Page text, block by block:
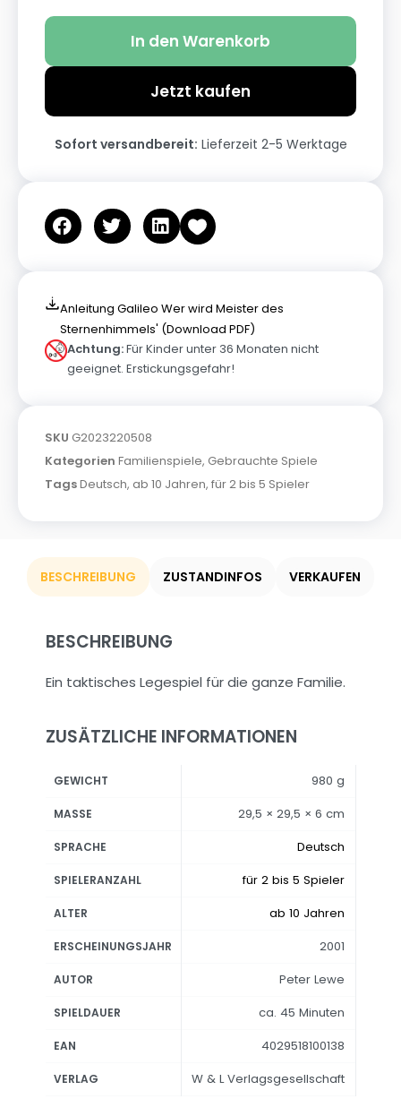
In den Warenkorb
Jetzt kaufen
Sofort versandbereit: Lieferzeit 2-5 Werktage
Anleitung Galileo Wer wird Meister des
Sternenhimmels' (Download PDF)
Achtung:Für Kinder unter 36 Monaten nicht
geeignet. Erstickungsgefahr!
SKU G2023220508
Kategorien Familienspiele, Gebrauchte Spiele
TagsDeutsch, ab 10 Jahren, für 2 bis 5 Spieler
BESCHREIBUNG ZUSTANDINFOS VERKAUFEN
BESCHREIBUNG
Ein taktisches Legespiel für die ganze Familie.
ZUSÄTZLICHE INFORMATIONEN
GEWICHT 980 g
MASSE 29,5 × 29,5 × 6 cm
SPRACHE Deutsch
SPIELERANZAHL für 2 bis 5 Spieler
ALTER ab 10 Jahren
ERSCHEINUNGSJAHR 2001
AUTOR Peter Lewe
SPIELDAUER ca. 45 Minuten
EAN 4029518100138
VERLAG W & L Verlagsgesellschaft